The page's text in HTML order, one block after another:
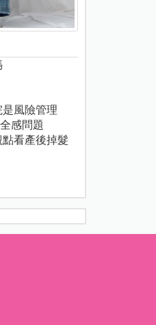
風險管理
感問題
看產後掉髮